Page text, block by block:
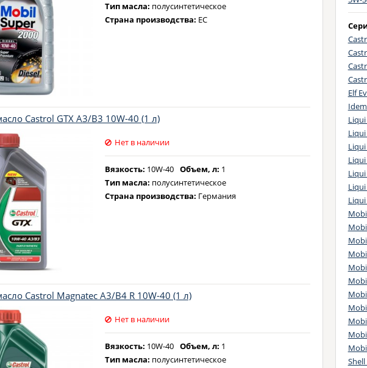
Тип масла: полусинтетическое
Страна производства: ЕС
Castrol GTX A3/B3 10W-40 (1 л)
Нет в наличии
Вязкость: 10W-40 Объем, л: 1
Тип масла: полусинтетическое
Страна производства: Германия
Castrol Magnatec А3/В4 R 10W-40 (1 л)
Нет в наличии
Вязкость: 10W-40 Объем, л: 1
Тип масла: полусинтетическое
Elf